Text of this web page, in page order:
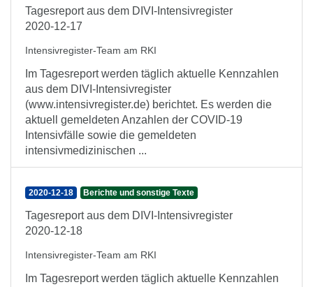
Tagesreport aus dem DIVI-Intensivregister
2020-12-17
Intensivregister-Team am RKI
Im Tagesreport werden täglich aktuelle Kennzahlen
aus dem DIVI-Intensivregister
(www.intensivregister.de) berichtet. Es werden die
aktuell gemeldeten Anzahlen der COVID-19
Intensivfälle sowie die gemeldeten
intensivmedizinischen ...
2020-12-18 Berichte und sonstige Texte
Tagesreport aus dem DIVI-Intensivregister
2020-12-18
Intensivregister-Team am RKI
Im Tagesreport werden täglich aktuelle Kennzahlen